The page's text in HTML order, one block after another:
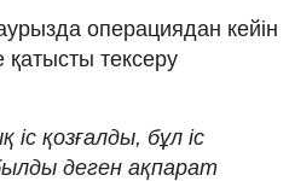
операциядан кейін
қатысты тексеру
қозғалды, бұл іс
деген ақпарат